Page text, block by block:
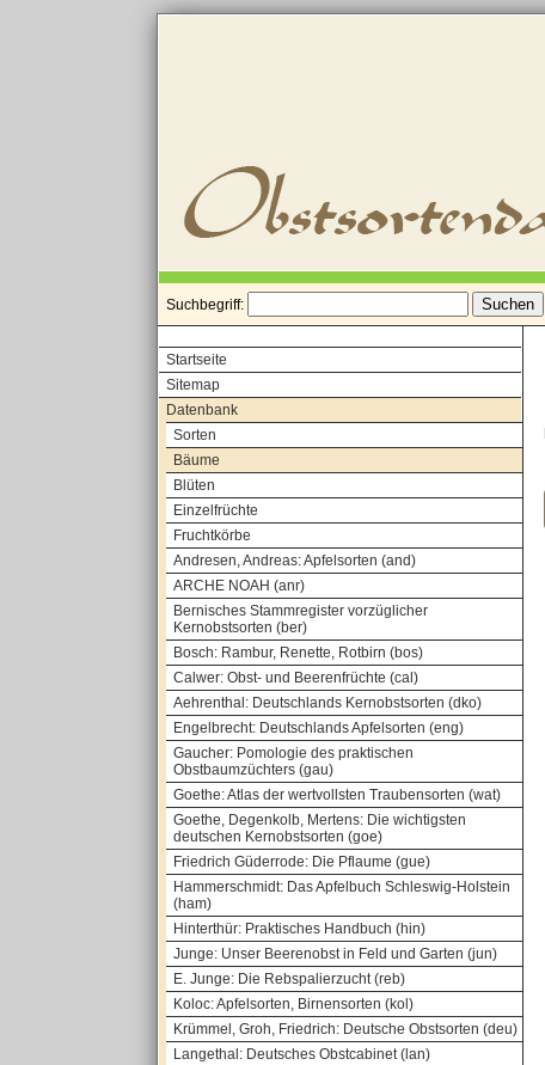
Suchbegriff:
Startseite
Sitemap
Datenbank
Sorten
Bäume
Blüten
Einzelfrüchte
Fruchtkörbe
Andresen, Andreas: Apfelsorten (and)
ARCHE NOAH (anr)
Bernisches Stammregister vorzüglicher
Kernobstsorten (ber)
Bosch: Rambur, Renette, Rotbirn (bos)
Calwer: Obst- und Beerenfrüchte (cal)
Aehrenthal: Deutschlands Kernobstsorten (dko)
Engelbrecht: Deutschlands Apfelsorten (eng)
Gaucher: Pomologie des praktischen
Obstbaumzüchters (gau)
Goethe: Atlas der wertvollsten Traubensorten (wat)
Goethe, Degenkolb, Mertens: Die wichtigsten
deutschen Kernobstsorten (goe)
Friedrich Güderrode: Die Pflaume (gue)
Hammerschmidt: Das Apfelbuch Schleswig-Holstein
(ham)
Hinterthür: Praktisches Handbuch (hin)
Junge: Unser Beerenobst in Feld und Garten (jun)
E. Junge: Die Rebspalierzucht (reb)
Koloc: Apfelsorten, Birnensorten (kol)
Krümmel, Groh, Friedrich: Deutsche Obstsorten (deu)
Langethal: Deutsches Obstcabinet (lan)